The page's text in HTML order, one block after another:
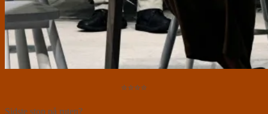
⭐⭐⭐⭐
Sidste stop på ruten?